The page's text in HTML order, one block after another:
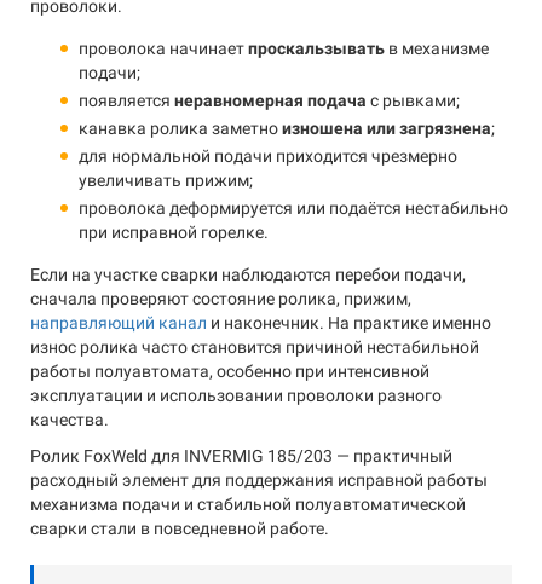
проволоки.
проволока начинаетпроскальзывать в механизме
подачи;
появляется неравномерная подача с рывками;
канавка ролика заметноизношена или загрязнена;
для нормальной подачи приходится чрезмерно
увеличивать прижим;
проволока деформируется или подаётся нестабильно
при исправной горелке.
Если на участке сварки наблюдаются перебои подачи,
сначала проверяют состояние ролика, прижим,
направляющий канал и наконечник. На практике именно
износ ролика часто становится причиной нестабильной
работы полуавтомата, особенно при интенсивной
эксплуатации и использовании проволоки разного
качества.
Ролик FoxWeld для INVERMIG 185/203 — практичный
расходный элемент для поддержания исправной работы
механизма подачи и стабильной полуавтоматической
сварки стали в повседневной работе.